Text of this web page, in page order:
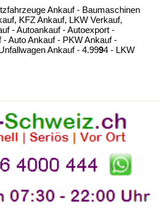
Ankauf - Baumaschinen
KFZ Ankauf, LKW Verkauf,
- Autoankauf - Autoexport -
Auto Ankauf - PKW Ankauf -
Ankauf - 4.9994 - LKW